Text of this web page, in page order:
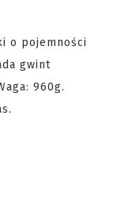
o pojemności
gwint
960g.